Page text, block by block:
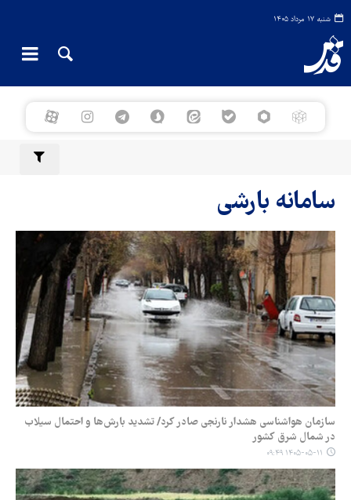
شنبه ۱۷ مرداد ۱۴۰۵
سامانه بارشی
سازمان هواشناسی هشدار نارنجی صادر کرد/ تشدید بارش‌ها و احتمال سیلاب
در شمال شرق کشور
۱۴۰۵-۰۵-۱۱ ۰۹:۴۹